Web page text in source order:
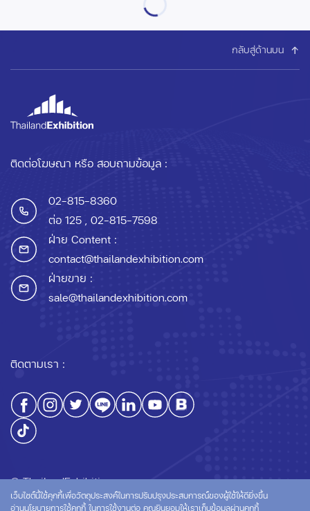
กลับสู่ด้านบน
ติดต่อโฆษณา หรือ สอบถามข้อมูล :
02-815-8360
ต่อ 125 , 02-815-7598
ฝ่าย Content :
contact@thailandexhibition.com
ฝ่ายขาย :
sale@thailandexhibition.com
ติดตามเรา :
© ThailandExhibition.com
เว็บไซต์นี้ใช้คุกกี้เพื่อวัตถุประสงค์ในการปรับปรุงประสบการณ์ของผู้ใช้ให้ดียิ่งขึ้น
อ่านนโยบายการใช้คุกกี้ ในการใช้งานต่อ คุณยินยอมให้เราเก็บข้อมูลผ่านคุกกี้